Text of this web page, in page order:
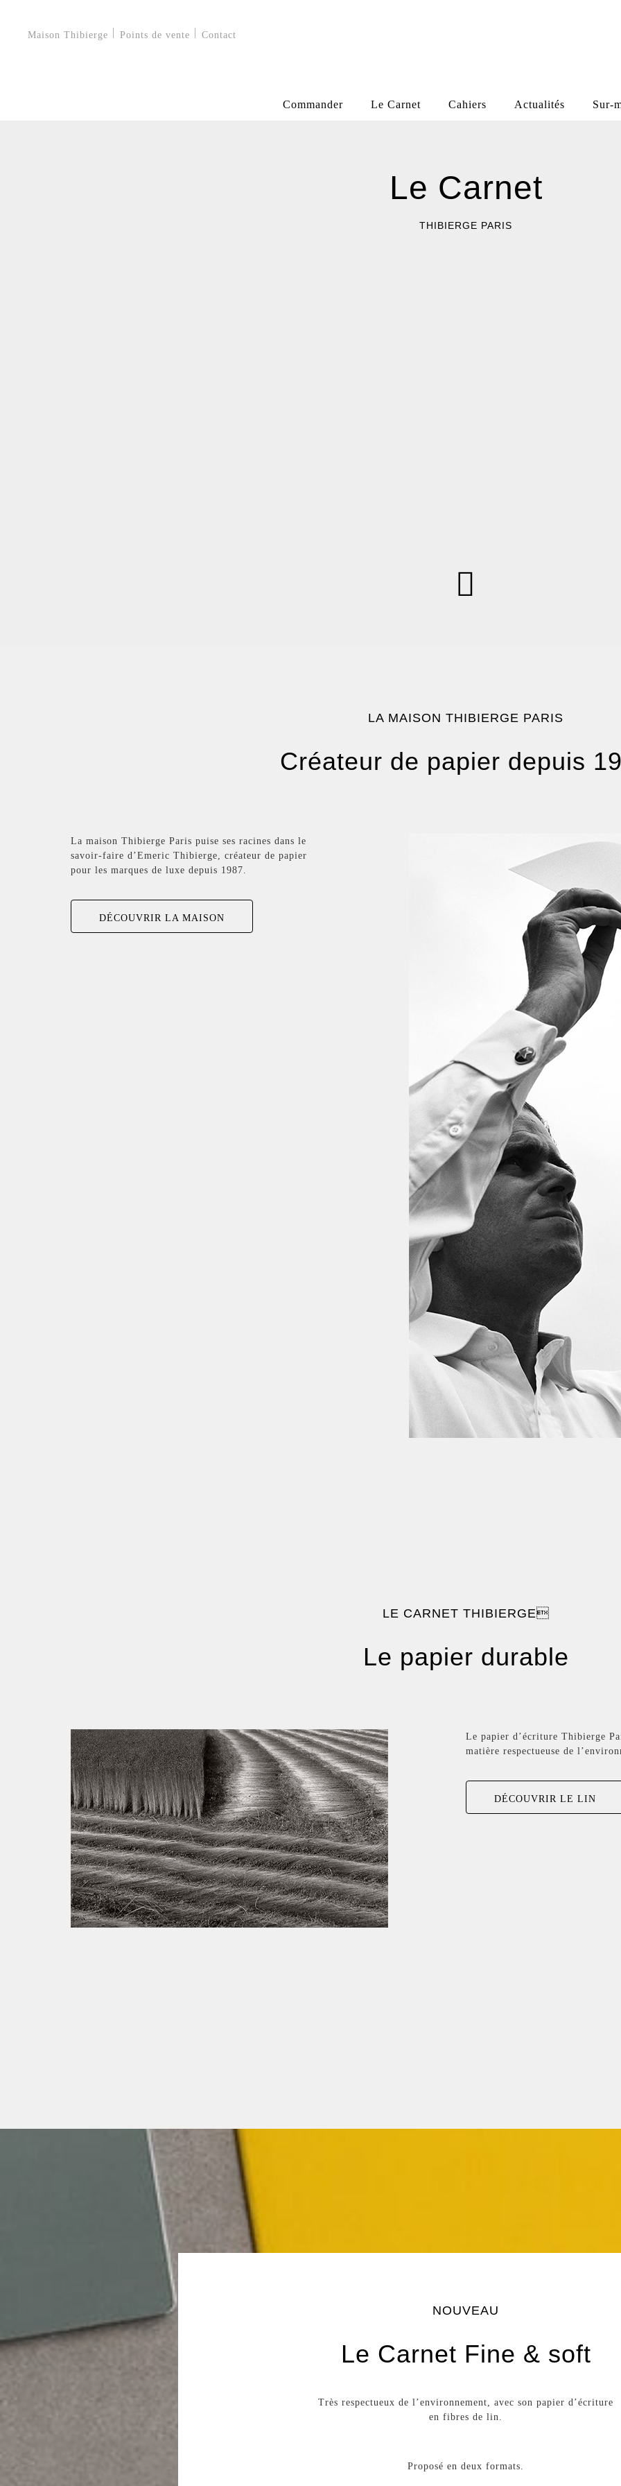
Maison Thibierge Points de vente Contact
Commander Le Carnet Cahiers Actualités Sur-
Le Carnet
THIBIERGE PARIS
LA MAISON THIBIERGE PARIS
Créateur de papier depuis
La maison Thibierge Paris puise ses racines dans le
savoir-faire d’Emeric Thibierge, créateur de papier
pour les marques de luxe depuis 1987.
DÉCOUVRIR LA MAISON
LE CARNET THIBIERGE
Le papier durable
Le papier d’écriture Thibierge
matière respectueuse de
DÉCOUVRIR LE LIN
NOUVEAU
Le Carnet Fine & soft
Très respectueux de l’environnement, avec son papier d’écriture
en fibres de lin.
Proposé en deux formats.